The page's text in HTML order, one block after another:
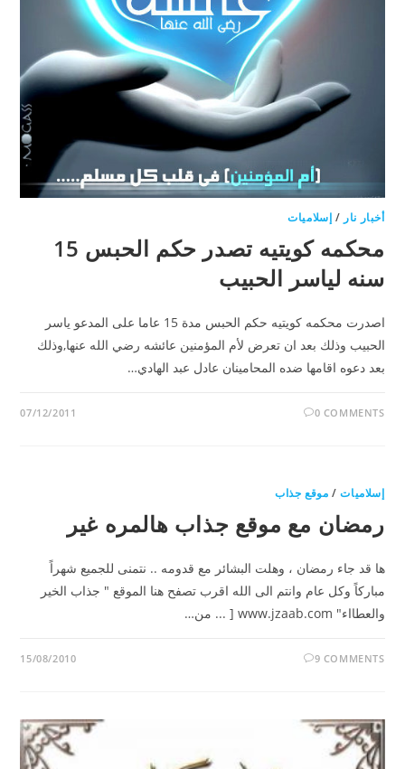
أخبار نار / إسلاميات
محكمه كويتيه تصدر حكم الحبس 15
سنه لياسر الحبيب
اصدرت محكمه كويتيه حكم الحبس مدة 15 عاما على المدعو ياسر
الحبيب وذلك بعد ان تعرض لأم المؤمنين عائشه رضي الله عنها,وذلك
بعد دعوه اقامها ضده المحامينان عادل عبد الهادي…
0 COMMENTS
07/12/2011
إسلاميات/ موقع جذاب
رمضان مع موقع جذاب هالمره غير
ها قد جاء رمضان ، وهلت البشائر مع قدومه .. نتمنى للجميع شهراً
مباركاً وكل عام وانتم الى الله اقرب تصفح هنا الموقع " جذاب الخير
والعطااء" www.jzaab.com [ ... من…
9 COMMENTS
15/08/2010